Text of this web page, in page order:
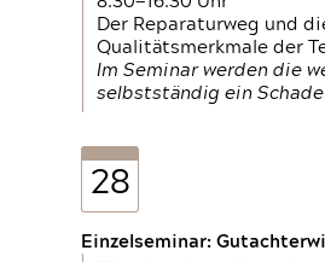
Der Reparaturweg und
Qualitätsmerkmale der
Im Seminar werden die
selbstständig ein
28
Einzelseminar: